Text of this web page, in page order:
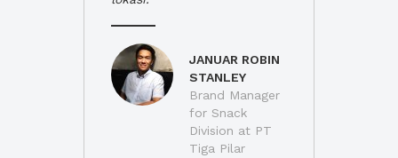
JANUAR ROBIN
STANLEY
Brand Manager
for Snack
Division at PT
Tiga Pilar